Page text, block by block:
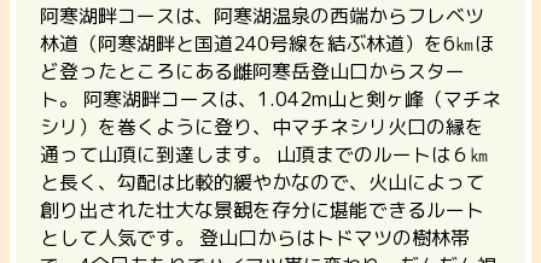
阿寒湖畔コースは、阿寒湖温泉の西端からフレベツ
林道（阿寒湖畔と国道240号線を結ぶ林道）を6㎞ほ
ど登ったところにある雌阿寒岳登山口からスター
ト。 阿寒湖畔コースは、1.042m山と剣ヶ峰（マチネ
シリ）を巻くように登り、中マチネシリ火口の縁を
通って山頂に到達します。 山頂までのルートは６㎞
と長く、勾配は比較的緩やかなので、火山によって
創り出された壮大な景観を存分に堪能できるルート
として人気です。
登山口からはトドマツの樹林帯